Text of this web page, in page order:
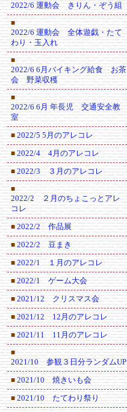
2022/6 運動会 きりん・ぞう組
■
2022/6 運動会 全体遊戯・たて
わり・玉入れ
■
2022/6 6月バイキング給食 お茶
会 野菜収穫
■
2022/6 6月 年長児 交通安全教
室
■ 2022/5 5月のアレコレ
■ 2022/4 4月のアレコレ
■ 2022/3 ３月のアレコレ
■
2022/2 ２月のちょこっとアレ
コレ
■ 2022/2 作品展
■ 2022/2 豆まき
■ 2022/1 １月のアレコレ
■ 2022/1 ゲーム大会
■ 2021/12 クリスマス会
■ 2021/12 12月のアレコレ
■ 2021/11 11月のアレコレ
■
2021/10 参観３日分ランダムUP
■ 2021/10 焼きいも会
■ 2021/10 たてわり祭り